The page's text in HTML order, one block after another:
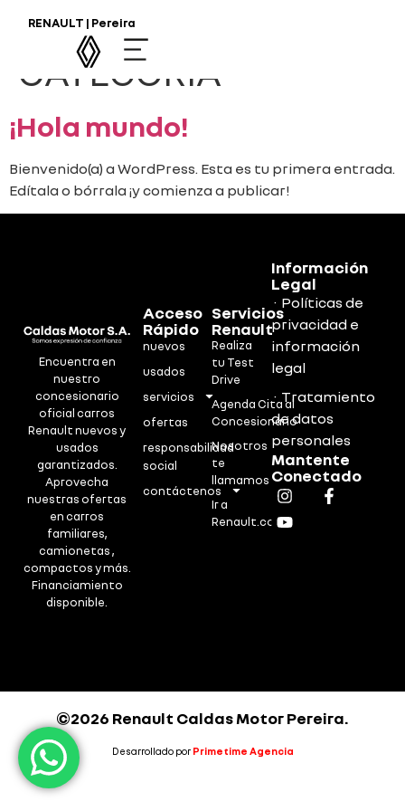
RENAULT | Pereira
CATEGORÍA:
CATEGORÍA
¡Hola mundo!
Bienvenido(a) a WordPress. Esta es tu primera entrada.
Edítala o bórrala ¡y comienza a publicar!
Encuentra en
nuestro
concesionario
oficial carros
Renault nuevos y
usados
garantizados.
Aprovecha
nuestras ofertas
en carros
familiares,
camionetas ,
compactos y más.
Financiamiento
disponible.
Servicios
Renault
Realiza
tu Test
Drive
Agenda Cita al
Concesionario
Nosotros
te
llamamos
Ir a
Renault.co
Acceso
Rápido
nuevos
usados
servicios
ofertas
responsabilidad
social
contáctenos
Información
Legal
· Políticas de
privacidad e
información
legal
· Tratamiento
de datos
personales
Mantente
Conectado
©2026 Renault Caldas Motor Pereira.
Desarrollado por Primetime Agencia